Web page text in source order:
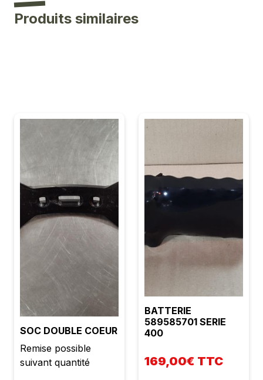
Produits similaires
SOC DOUBLE COEUR
Remise possible
suivant quantité
BATTERIE
589585701 SERIE
400
169,00€ TTC